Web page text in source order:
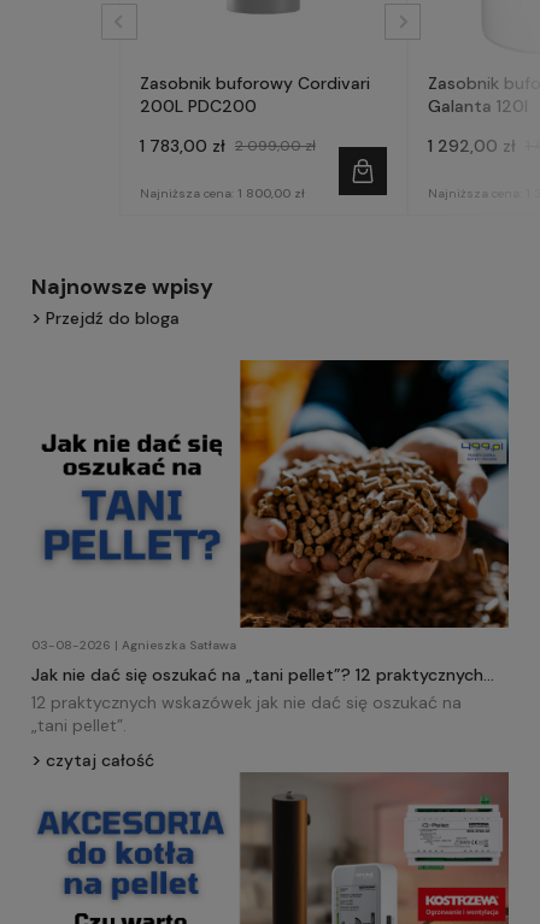
Zasobnik buforowy Cordivari
200L PDC200
1 783,00 zł 2 099,00 zł
Najniższa cena: 1 800,00 zł
Zasobnik
Galanta 120l
1 292,00 zł
Najniższa cena:
Najnowsze wpisy
Przejdź do bloga
03-08-2026 | Agnieszka Satława
Jak nie dać się oszukać na „tani pellet”? 12 praktycznych
wskazówek!
12 praktycznych wskazówek jak nie dać się oszukać na
„tani pellet”.
czytaj całość